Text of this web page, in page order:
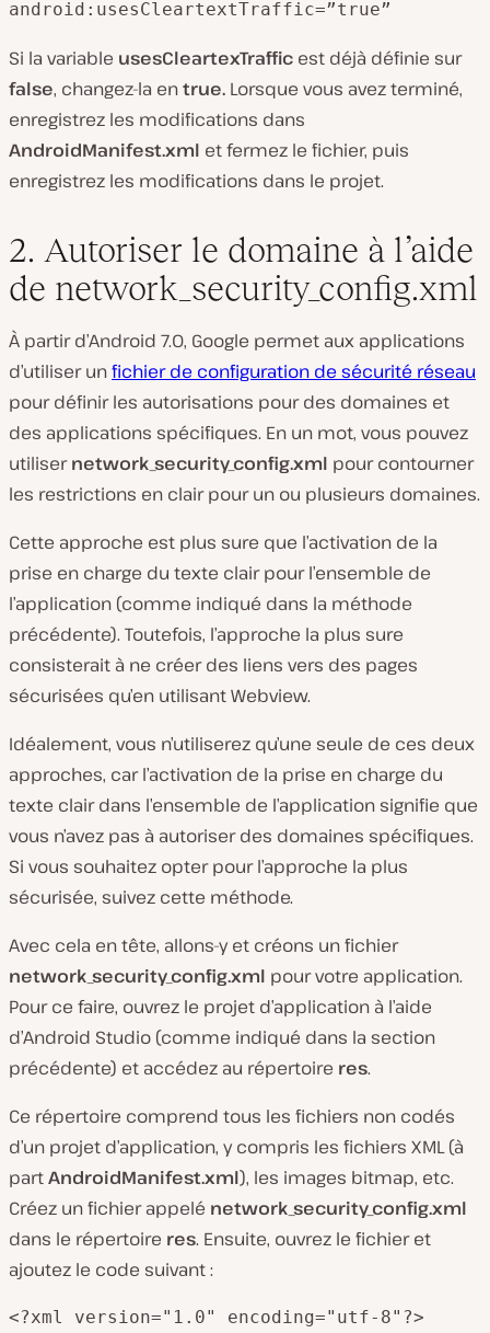
android:usesCleartextTraffic=”true”
Si la variable usesCleartexTraffic est déjà définie sur
false, changez-la entrue. Lorsque vous avez terminé,
enregistrez les modifications dans
AndroidManifest.xml et fermez le fichier, puis
enregistrez les modifications dans le projet.
2. Autoriser le domaine à l’aide
de network_security_config.xml
À partir d’Android 7.0, Google permet aux applications
d’utiliser unfichier de configuration de sécurité réseau
pour définir les autorisations pour des domaines et
des applications spécifiques. En un mot, vous pouvez
utilisernetwork_security_config.xml pour contourner
les restrictions en clair pour un ou plusieurs domaines.
Cette approche est plus sure que l’activation de la
prise en charge du texte clair pour l’ensemble de
l’application (comme indiqué dans la méthode
précédente). Toutefois, l’approche la plus sure
consisterait à ne créer des liens vers des pages
sécurisées qu’en utilisant Webview.
Idéalement, vous n’utiliserez qu’une seule de ces deux
approches, car l’activation de la prise en charge du
texte clair dans l’ensemble de l’application signifie que
vous n’avez pas à autoriser des domaines spécifiques.
Si vous souhaitez opter pour l’approche la plus
sécurisée, suivez cette méthode.
Avec cela en tête, allons-y et créons un fichier
network_security_config.xml pour votre application.
Pour ce faire, ouvrez le projet d’application à l’aide
d’Android Studio (comme indiqué dans la section
précédente) et accédez au répertoire res.
Ce répertoire comprend tous les fichiers non codés
d’un projet d’application, y compris les fichiers XML (à
partAndroidManifest.xml), les images bitmap, etc.
Créez un fichier appelé network_security_config.xml
dans le répertoire res. Ensuite, ouvrez le fichier et
ajoutez le code suivant :
<?xml version="1.0" encoding="utf-8"?>